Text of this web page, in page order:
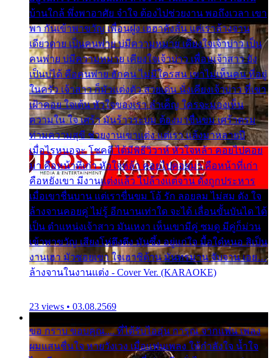
บ้านใกล้ พึ่งพาอาศัย จำใจ ต้องไปช่วยงาน พอถึงเวลา เขา
พา กันเข้าพาขวัญ เพื่อนฝูง เฮฮาดังลั่น แต่เราล้างจาน
เดียวดาย เป็นคนพ่าย บ่มีความหมาย เคียงใจเจ้าบ่าว เป็น
คนพ่าย บ่มีความหมาย เคียงใจเจ้าบ่าว เพื่อนเจ้าสาว ยัง
เป็นบ่ได้ คือคนพ่าย ฮักคน ไม่มีใครสน เขาไม่เห็นคน ที่อยู่
ในครัว เจ้าสาว ก็มัวแต่งตัว สวยเด่น นั่งเคียงเจ้าบ่าว ที่เขา
เฝ้าคอย ใจเต้น หัวใจของเรา ลำเค็ญ ใครจะมองเห็น
ความใน ใจ เศร้า มันร้าวระบม ต้องมาขื่นขม เศร้าตรม
ท่ามความสุขี ช่วยงานเขาแต่ง แต่เรา แล้งมาหลายปี
เมื่อไรหนอจะ โชคดี ได้มีพิธีวิวาห์ หัวใจหล้า คอยไปคอย
มา คือหน้าที่เก่า หัวใจหล้า คอยไปคอยมา คือหน้าที่เก่า
คือหยังเขา มีงานแต่งแล้ว ไปล้างแต่จาน ดั่งถูกประหาร
เมื่อเขาชื่นบาน แต่เราขื่นขม โอ้ รัก ลอยลม ไม่สม ดัง ใจ
ล้างจานคอยคู่ ไม่รู้ อีกนานเท่าใด จะได้ เลื่อนขั้นบันได ได้
เป็น ตำแหน่งเจ้าสาว มันเหงา เห็นเขามีคู่ ซมดู มีคู่ก็ม่วน
เข้าพาขวัญ เสียงโห่ตึงตึง มันซึ้ง อยู่แก่ใจ มื้อใด๋หนอ สิเป็น
งานเฮา มัวซอยเขา ใจเฮาซิด้าน มันทรมาน จับจาน เอย…
ล้างจานในงานแต่ง - Cover Ver. (KARAOKE)
23 views • 03.08.2569
ขอ กราบ ขอบคุณ.... ที่ได้รับไออุ่น การุณ จากแฟน เพลง
ผมแสนชื่นใจ หายวังเวง เมื่อแฟนเพลง ให้กำลังใจ น้ำใจ